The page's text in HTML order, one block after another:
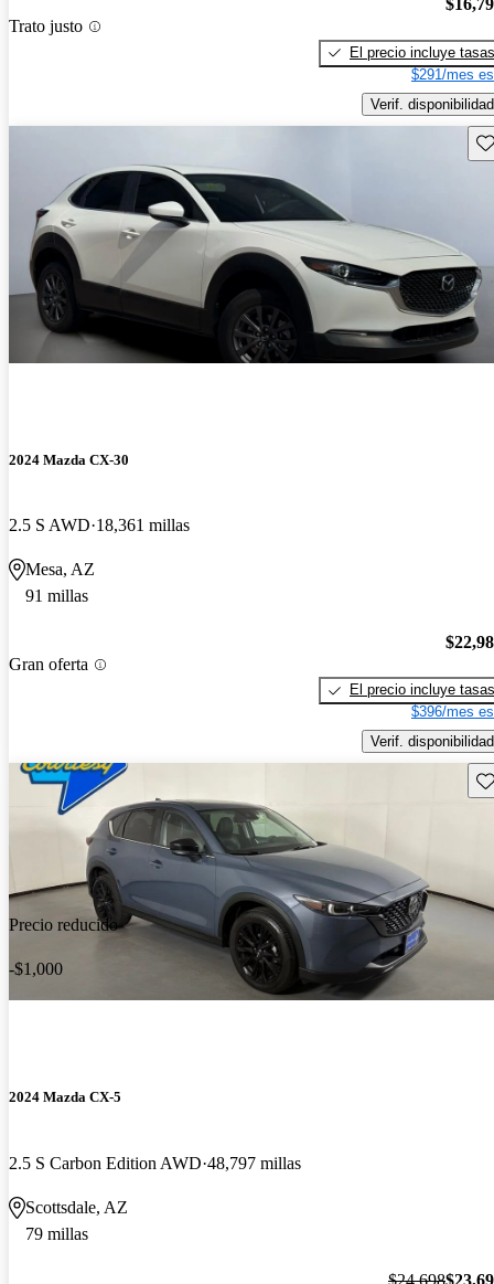
Trato justo
El precio incluye tasas
$291/mes
Verif. disponibilidad
2024 Mazda CX-30
2.5 S AWD 18,361 millas
Mesa, AZ
91 millas
Gran oferta
El precio incluye tasas
$396/mes
Verif. disponibilidad
Precio reducido
-$1,000
2024 Mazda CX-5
2.5 S Carbon Edition AWD 48,797 millas
Scottsdale, AZ
79 millas
$24,698